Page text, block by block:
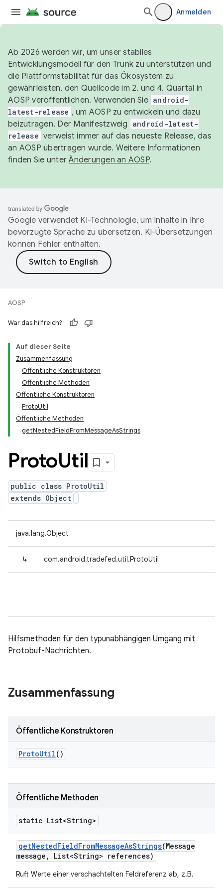
Anmelden
Ab 2026 werden wir, um unser stabiles
Entwicklungsmodell für den Trunk zu unterstützen und
die Plattformstabilität für das Ökosystem zu
gewährleisten, den Quellcode im 2. und 4. Quartal in
AOSP veröffentlichen. Verwenden Sie android-
latest-release , um AOSP zu entwickeln und dazu
beizutragen. Der Manifestzweig
android-latest-
release verweist immer auf das neueste Release, das
an AOSP übertragen wurde. Weitere Informationen
finden Sie unterÄnderungen an AOSP.
Google verwendet KI-Technologie, um Inhalte in Ihre
bevorzugte Sprache zu übersetzen. KI-Übersetzungen
können Fehler enthalten.
AOSP
War das hilfreich?
Auf dieser Seite
Zusammenfassung
Öffentliche Konstruktoren
Öffentliche Methoden
Öffentliche Konstruktoren
ProtoUtil
Öffentliche Methoden
getNestedFieldFromMessageAsStrings
ProtoUtil
public class ProtoUtil
extends Object
java.lang.Object
↳ com.android.tradefed.util.ProtoUtil
Hilfsmethoden für den typunabhängigen Umgang mit
Protobuf-Nachrichten.
Zusammenfassung
Öffentliche Konstruktoren
ProtoUtil()
Öffentliche Methoden
static List<String>
getNestedFieldFromMessageAsStrings(Message
message , List<String> references)
Ruft Werte einer verschachtelten Feldreferenz ab, z.B.